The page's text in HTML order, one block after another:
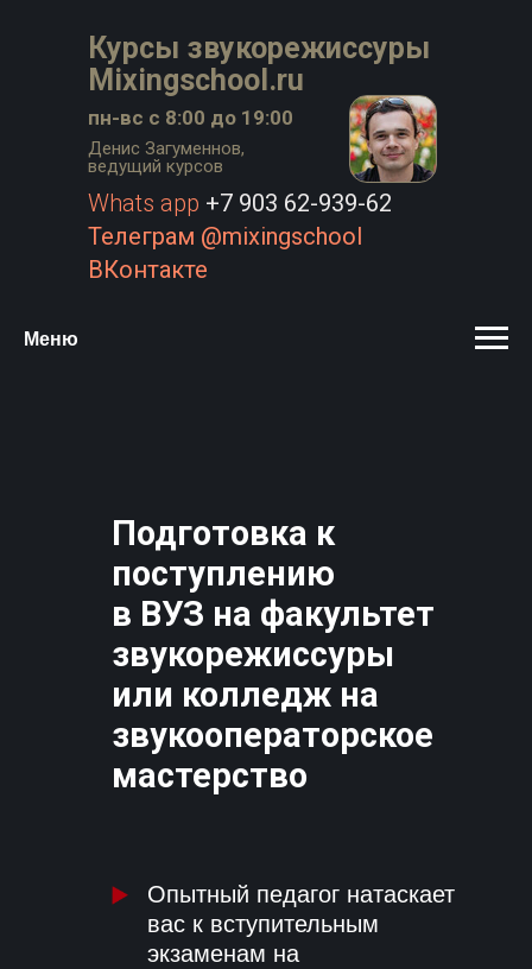
пн-вс с 8:00 до 19:00
Денис Загуменнов,
ведущий курсов
Курсы звукорежиссуры
Mixingschool.ru
Whats app +7 903 62-939-62
Телеграм @mixingschool
ВКонтакте
Меню
Опытный педагог натаскает
вас к вступительным
экзаменам на
Подготовка к
поступлению
в ВУЗ на факультет
звукорежиссуры
или колледж на
звукооператорское
мастерство